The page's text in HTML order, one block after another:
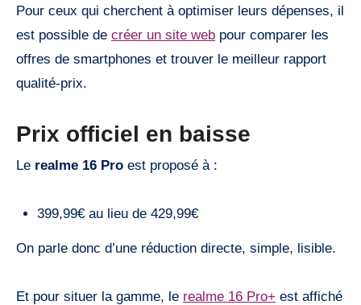
Pour ceux qui cherchent à optimiser leurs dépenses, il
est possible de créer un site web pour comparer les
offres de smartphones et trouver le meilleur rapport
qualité-prix.
Prix officiel en baisse
Le realme 16 Pro est proposé à :
399,99€ au lieu de 429,99€
On parle donc d’une réduction directe, simple, lisible.
Et pour situer la gamme, le realme 16 Pro+ est affiché